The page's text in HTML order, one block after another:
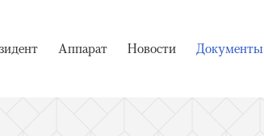
Аппарат Новости Документы